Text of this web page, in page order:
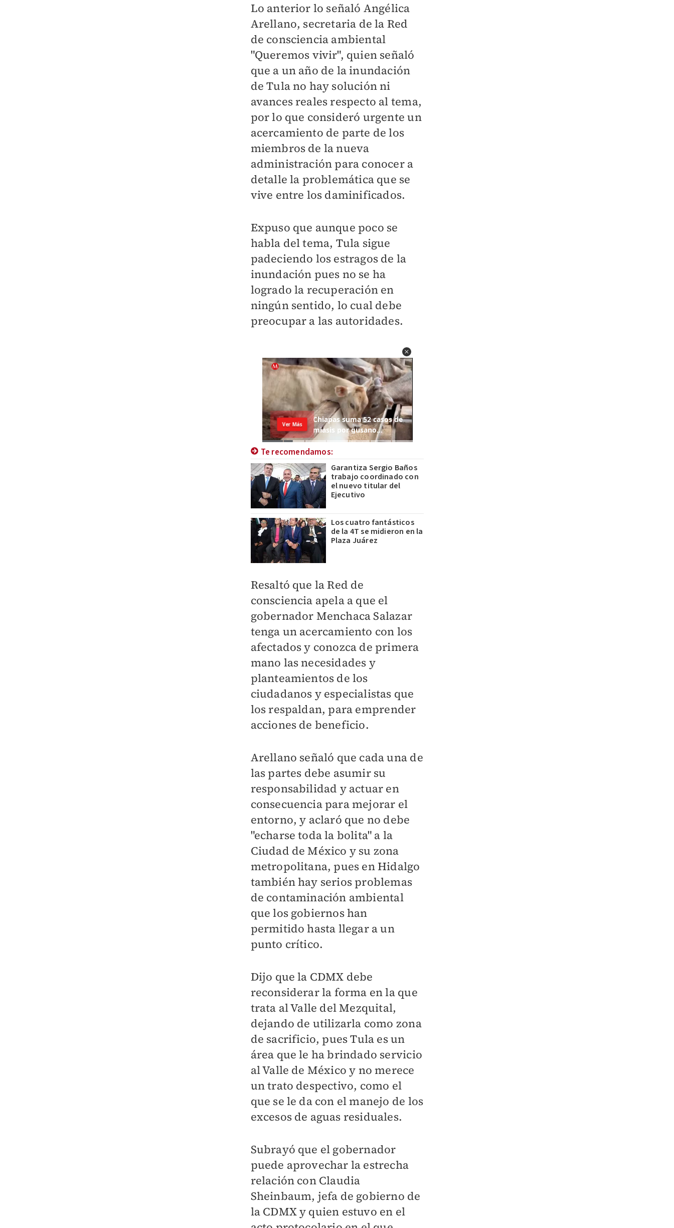
Lo anterior lo señaló Angélica
Arellano, secretaria de la Red
de consciencia ambiental
"Queremos vivir", quien señaló
que a un año de la inundación
de Tula no hay solución ni
avances reales respecto al tema,
por lo que consideró urgente un
acercamiento de parte de los
miembros de la nueva
administración para conocer a
detalle la problemática que se
vive entre los daminificados.
Expuso que aunque poco se
habla del tema, Tula sigue
padeciendo los estragos de la
inundación pues no se ha
logrado la recuperación en
ningún sentido, lo cual debe
preocupar a las autoridades.
Te recomendamos:
Garantiza Sergio Baños
trabajo coordinado con
el nuevo titular del
Ejecutivo
Los cuatro fantásticos
de la 4T se midieron en la
Plaza Juárez
Resaltó que la Red de
consciencia apela a que el
gobernador Menchaca Salazar
tenga un acercamiento con los
afectados y conozca de primera
mano las necesidades y
planteamientos de los
ciudadanos y especialistas que
los respaldan, para emprender
acciones de beneficio.
Arellano señaló que cada una de
las partes debe asumir su
responsabilidad y actuar en
consecuencia para mejorar el
entorno, y aclaró que no debe
"echarse toda la bolita" a la
Ciudad de México y su zona
metropolitana, pues en Hidalgo
también hay serios problemas
de contaminación ambiental
que los gobiernos han
permitido hasta llegar a un
punto crítico.
Dijo que la CDMX debe
reconsiderar la forma en la que
trata al Valle del Mezquital,
dejando de utilizarla como zona
de sacrificio, pues Tula es un
área que le ha brindado servicio
al Valle de México y no merece
un trato despectivo, como el
que se le da con el manejo de los
excesos de aguas residuales.
Subrayó que el gobernador
puede aprovechar la estrecha
relación con Claudia
Sheinbaum, jefa de gobierno de
la CDMX y quien estuvo en el